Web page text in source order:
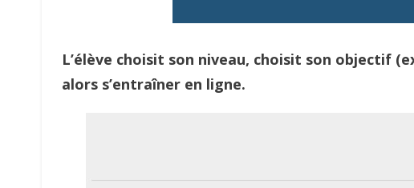
L’élève choisit son niveau, choisit son objectif
alors s’entraîner en ligne.